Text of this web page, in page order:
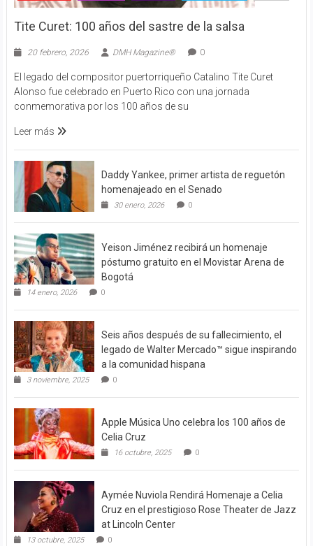
Tite Curet: 100 años del sastre de la salsa
20 febrero, 2026 DMH Magazine® 0
El legado del compositor puertorriqueño Catalino Tite Curet
Alonso fue celebrado en Puerto Rico con una jornada
conmemorativa por los 100 años de su
Leer más
Daddy Yankee, primer artista de reguetón
homenajeado en el Senado
30 enero, 2026 0
Yeison Jiménez recibirá un homenaje
póstumo gratuito en el Movistar Arena de
Bogotá
14 enero, 2026 0
Seis años después de su fallecimiento, el
legado de Walter Mercado™ sigue inspirando
a la comunidad hispana
3 noviembre, 2025 0
Apple Música Uno celebra los 100 años de
Celia Cruz
16 octubre, 2025 0
Aymée Nuviola Rendirá Homenaje a Celia
Cruz en el prestigioso Rose Theater de Jazz
at Lincoln Center
13 octubre, 2025 0